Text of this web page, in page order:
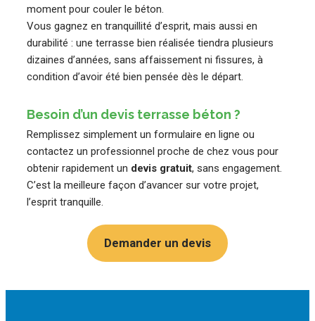
moment pour couler le béton.
Vous gagnez en tranquillité d’esprit, mais aussi en
durabilité : une terrasse bien réalisée tiendra plusieurs
dizaines d’années, sans affaissement ni fissures, à
condition d’avoir été bien pensée dès le départ.
Besoin d’un devis terrasse béton ?
Remplissez simplement un formulaire en ligne ou
contactez un professionnel proche de chez vous pour
obtenir rapidement un devis gratuit, sans engagement.
C’est la meilleure façon d’avancer sur votre projet,
l’esprit tranquille.
Demander un devis